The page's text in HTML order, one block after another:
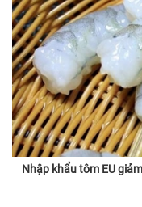
Nhập khẩu tôm EU